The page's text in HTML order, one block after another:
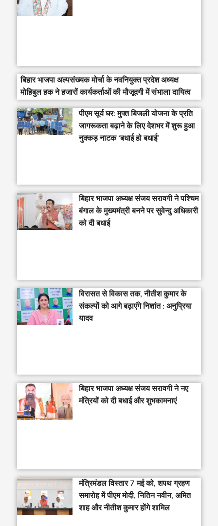
बिहार भाजपा अल्पसंख्यक मोर्चा के नवनियुक्त प्रदेश अध्यक्ष
मोहिबुल हक ने हजारों कार्यकर्ताओं की मौजूदगी में संभाला दायित्व
पीएम सूर्य घर: मुफ्त बिजली योजना के प्रति
जागरूकता बढ़ाने के लिए देशभर में शुरू हुआ
नुक्कड़ नाटक ‘बधाई हो बधाई’
‎बिहार भाजपा अध्यक्ष संजय सरावगी ने पश्चिम
बंगाल के मुख्यमंत्री बनने पर सुवेन्दु अधिकारी
को दी बधाई
विरासत से विकास तक, नीतीश कुमार के
संकल्पों को आगे बढ़ाएंगे निशांत : अनुप्रिया
यादव
बिहार भाजपा अध्यक्ष संजय सरावगी ने नए
मंत्रियों को दी बधाई और शुभकामनाएं
मंत्रिमंडल विस्तार 7 मई को, शपथ ग्रहण
समारोह में पीएम मोदी, नितिन नवीन, अमित
शाह और नीतीश कुमार होंगे शामिल